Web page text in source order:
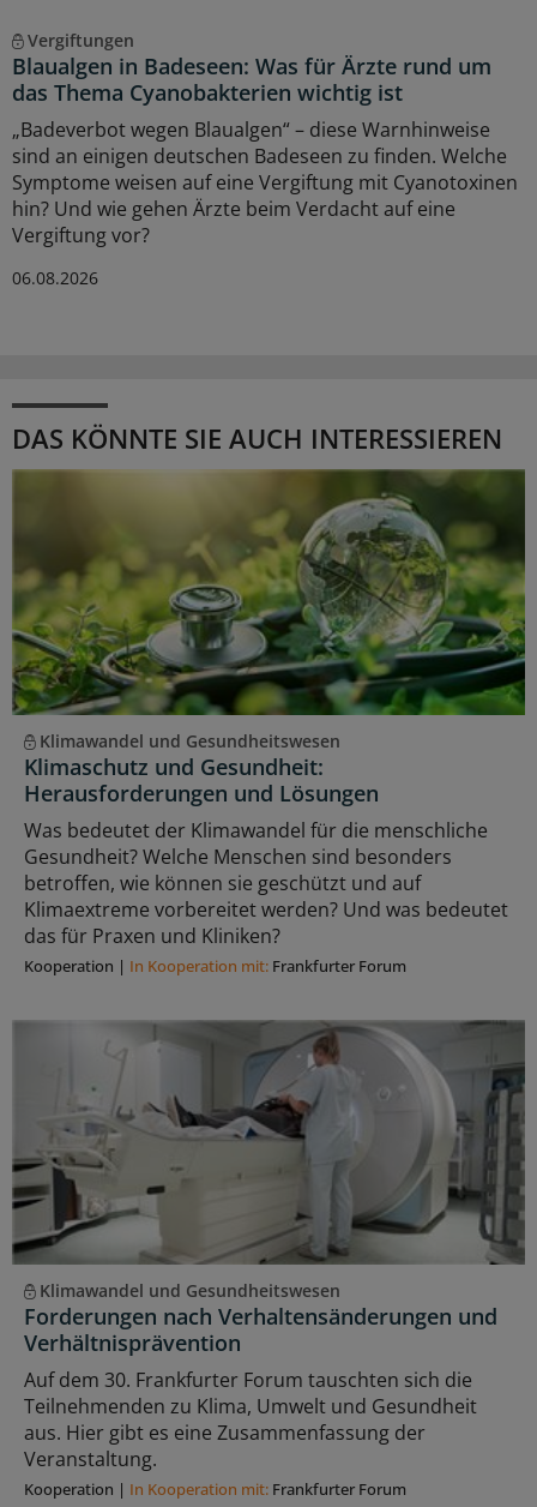
Vergiftungen
Blaualgen in Badeseen: Was für Ärzte rund um
das Thema Cyanobakterien wichtig ist
„Badeverbot wegen Blaualgen“ – diese Warnhinweise
sind an einigen deutschen Badeseen zu finden. Welche
Symptome weisen auf eine Vergiftung mit Cyanotoxinen
hin? Und wie gehen Ärzte beim Verdacht auf eine
Vergiftung vor?
06.08.2026
DAS KÖNNTE SIE AUCH INTERESSIEREN
Klimawandel und Gesundheitswesen
Klimaschutz und Gesundheit:
Herausforderungen und Lösungen
Was bedeutet der Klimawandel für die menschliche
Gesundheit? Welche Menschen sind besonders
betroffen, wie können sie geschützt und auf
Klimaextreme vorbereitet werden? Und was bedeutet
das für Praxen und Kliniken?
Kooperation | In Kooperation mit: Frankfurter Forum
Klimawandel und Gesundheitswesen
Forderungen nach Verhaltensänderungen und
Verhältnisprävention
Auf dem 30. Frankfurter Forum tauschten sich die
Teilnehmenden zu Klima, Umwelt und Gesundheit
aus. Hier gibt es eine Zusammenfassung der
Veranstaltung.
Kooperation | In Kooperation mit: Frankfurter Forum